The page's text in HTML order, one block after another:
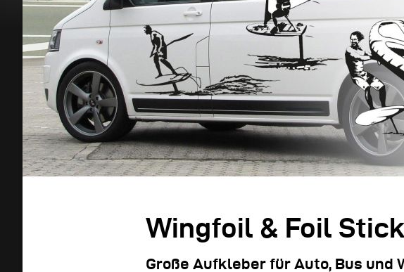
Wingfoil & Foil
Große Aufkleber für Auto, Bus und